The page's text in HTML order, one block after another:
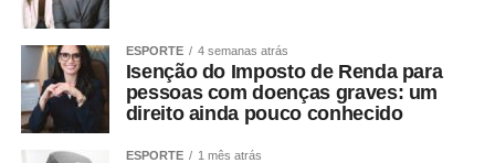
9-31-01-2025-CONVOCACAO-PEDAGOGO-
REGIONAL-CAMPO-EMEBC Herbert de
Souza.pdf
8-31-01-2025-CONVOCACAO-PEDAGOGO-
REGIONAL-CAMPO-EMEBC Prof Udeney
ESPORTE 4 semanas atrás
Isenção do Imposto de Renda para
pessoas com doenças graves: um
direito ainda pouco conhecido
ESPORTE 1 mês atrás